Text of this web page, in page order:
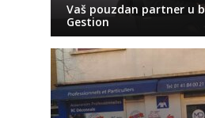
Vaš pouzdan partner u
Gestion